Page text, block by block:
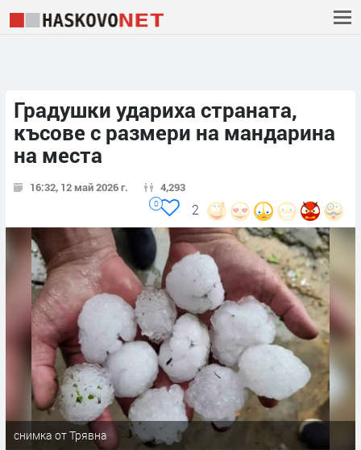
Градушки удариха страната,
късове с размери на мандарина
на места
16:32, 12 май 2026 г. 4,293
2
0
снимка от Трявна